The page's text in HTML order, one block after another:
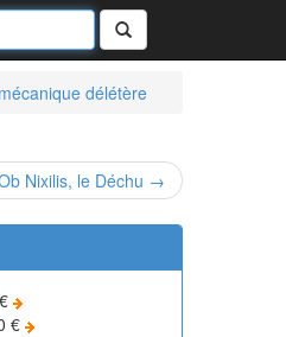
Rechercher
délétère
Nixilis, le Déchu →
€